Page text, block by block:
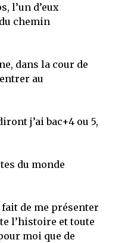
l’un d’eux
chemin
dans la cour de
au
j’ai bac+4 ou 5,
du monde
de me présenter
l’histoire et toute
moi que de